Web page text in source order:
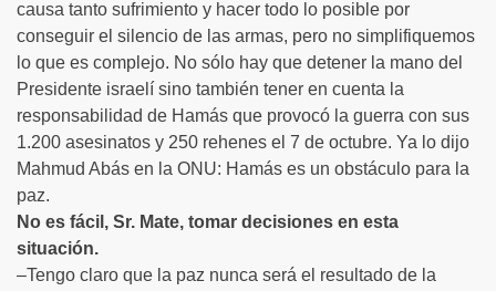
causa tanto sufrimiento y hacer todo lo posible por
conseguir el silencio de las armas, pero no simplifiquemos
lo que es complejo. No sólo hay que detener la mano del
Presidente israelí sino también tener en cuenta la
responsabilidad de Hamás que provocó la guerra con sus
1.200 asesinatos y 250 rehenes el 7 de octubre. Ya lo dijo
Mahmud Abás en la ONU: Hamás es un obstáculo para la
paz.
No es fácil, Sr. Mate, tomar decisiones en esta
situación.
–Tengo claro que la paz nunca será el resultado de la